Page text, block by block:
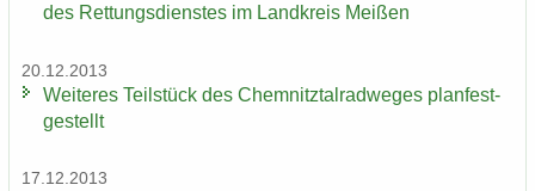
des Ret­tungs­diens­tes im Land­kreis Mei­ßen
20.12.2013
Wei­te­res Teil­stück des Chem­nitz­tal­rad­we­ges plan­fest­
ge­stellt
17.12.2013